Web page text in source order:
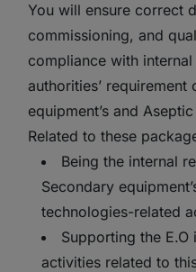
You will ensure correct
commissioning, and
compliance with
authorities’ requirement
equipment’s and
Related to these
Being the internal
Secondary
technologies-related
Supporting the
activities related to